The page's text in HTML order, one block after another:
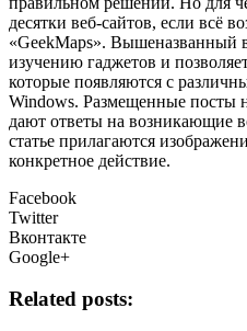
десятки веб-сайтов, если всё
«GeekMaps». Вышеназванный
изучению гаджетов и
которые появляются с
Windows. Размещенные посты
дают ответы на возникающие
статье прилагаются
конкретное действие.
Facebook
Twitter
Вконтакте
Google+
Related posts: